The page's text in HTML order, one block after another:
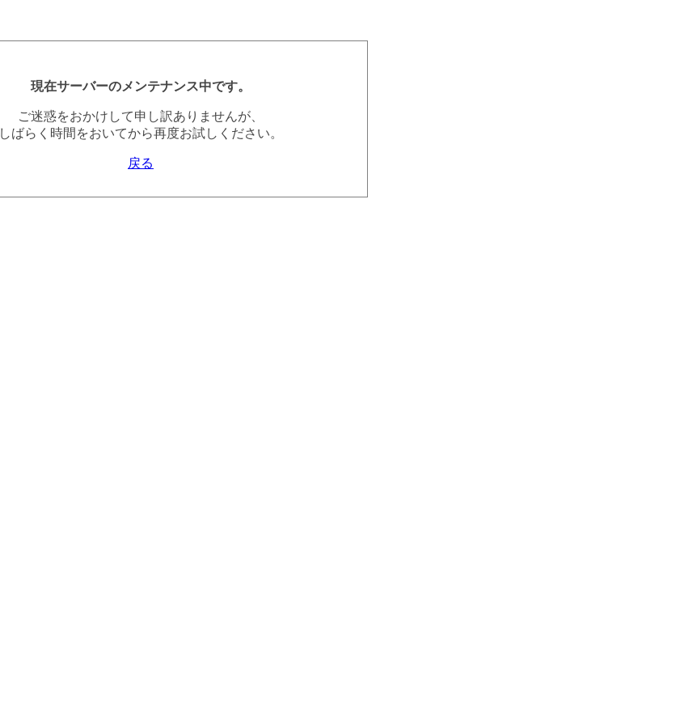
現在サーバーのメンテナンス中です。
ご迷惑をおかけして申し訳ありませんが、
しばらく時間をおいてから再度お試しください。
戻る